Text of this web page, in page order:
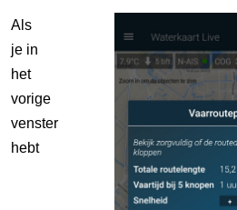
Als
je in
het
vorige
venster
hebt